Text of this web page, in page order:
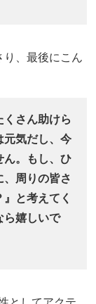
、最後にこん
くさん助けら
元気だし、今
ん。もし、ひ
周りの皆さ
と考えてく
ら嬉しいで